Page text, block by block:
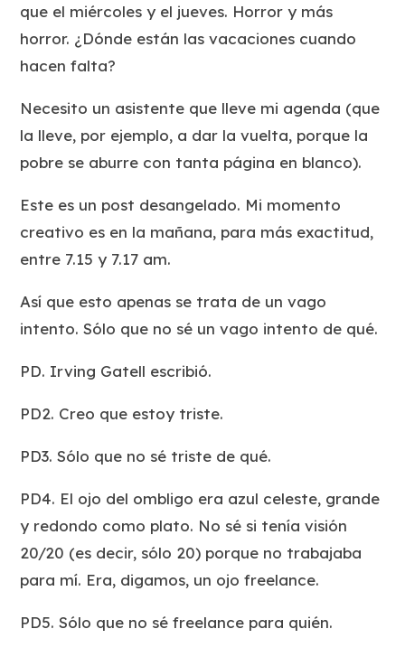
que el miércoles y el jueves. Horror y más
horror. ¿Dónde están las vacaciones cuando
hacen falta?
Necesito un asistente que lleve mi agenda (que
la lleve, por ejemplo, a dar la vuelta, porque la
pobre se aburre con tanta página en blanco).
Este es un post desangelado. Mi momento
creativo es en la mañana, para más exactitud,
entre 7.15 y 7.17 am.
Así que esto apenas se trata de un vago
intento. Sólo que no sé un vago intento de qué.
PD. Irving Gatell escribió.
PD2. Creo que estoy triste.
PD3. Sólo que no sé triste de qué.
PD4. El ojo del ombligo era azul celeste, grande
y redondo como plato. No sé si tenía visión
20/20 (es decir, sólo 20) porque no trabajaba
para mí. Era, digamos, un ojo freelance.
PD5. Sólo que no sé freelance para quién.